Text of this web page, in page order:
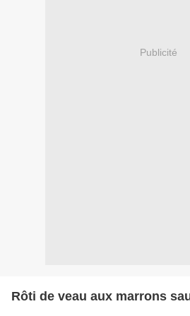
Publicité
Rôti de veau aux marrons